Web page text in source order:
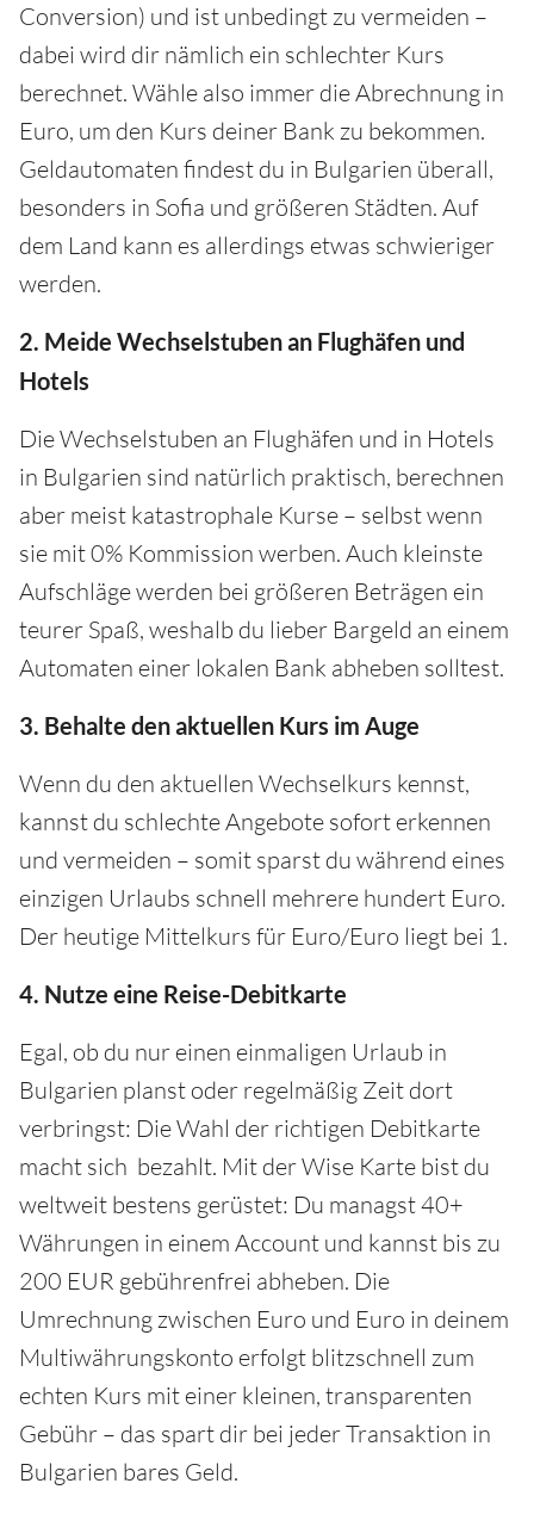
Conversion) und ist unbedingt zu vermeiden –
dabei wird dir nämlich ein schlechter Kurs
berechnet. Wähle also immer die Abrechnung in
Euro, um den Kurs deiner Bank zu bekommen.
Geldautomaten findest du in Bulgarien überall,
besonders in Sofia und größeren Städten. Auf
dem Land kann es allerdings etwas schwieriger
werden.
2. Meide Wechselstuben an Flughäfen und
Hotels
Die Wechselstuben an Flughäfen und in Hotels
in Bulgarien sind natürlich praktisch, berechnen
aber meist katastrophale Kurse – selbst wenn
sie mit 0% Kommission werben. Auch kleinste
Aufschläge werden bei größeren Beträgen ein
teurer Spaß, weshalb du lieber Bargeld an einem
Automaten einer lokalen Bank abheben solltest.
3. Behalte den aktuellen Kurs im Auge
Wenn du den aktuellen Wechselkurs kennst,
kannst du schlechte Angebote sofort erkennen
und vermeiden – somit sparst du während eines
einzigen Urlaubs schnell mehrere hundert Euro.
Der heutige Mittelkurs für Euro/Euro liegt bei 1.
4. Nutze eine Reise-Debitkarte
Egal, ob du nur einen einmaligen Urlaub in
Bulgarien planst oder regelmäßig Zeit dort
verbringst: Die Wahl der richtigen Debitkarte
macht sich bezahlt. Mit der Wise Karte bist du
weltweit bestens gerüstet: Du managst 40+
Währungen in einem Account und kannst bis zu
200 EUR gebührenfrei abheben. Die
Umrechnung zwischen Euro und Euro in deinem
Multiwährungskonto erfolgt blitzschnell zum
echten Kurs mit einer kleinen, transparenten
Gebühr – das spart dir bei jeder Transaktion in
Bulgarien bares Geld.